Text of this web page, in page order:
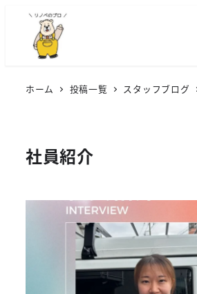
ホーム 投稿一覧 スタッフブログ
社員紹介